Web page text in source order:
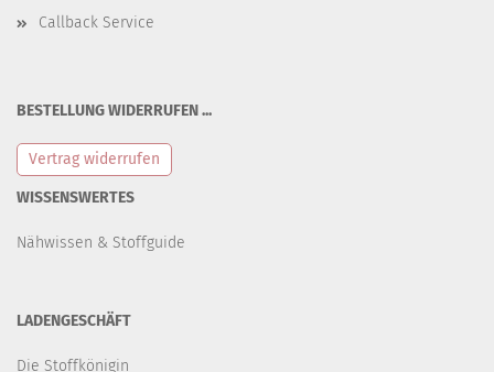
Callback Service
BESTELLUNG WIDERRUFEN ...
Vertrag widerrufen
WISSENSWERTES
Nähwissen & Stoffguide
LADENGESCHÄFT
Die Stoffkönigin